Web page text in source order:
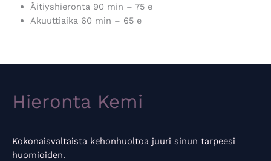
Äitiyshieronta 90 min – 75 e
Akuuttiaika 60 min – 65 e
Hieronta Kemi
Kokonaisvaltaista kehonhuoltoa juuri sinun tarpeesi
huomioiden.